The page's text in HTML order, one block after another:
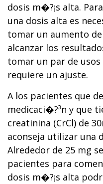
dosis m�?¡s alta.
una dosis alta es
tomar un aumento
alcanzar los
tomar un par de
requiere un ajuste.
A los pacientes que
medicaci�?³n y que
creatinina (CrCl) de
aconseja utilizar una
Alrededor de 25 mg
pacientes para
dosis m�?¡s alta